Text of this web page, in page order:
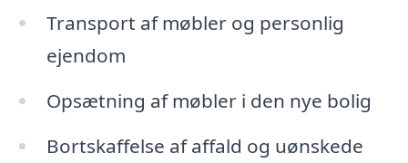
Transport af møbler og personlig
ejendom
Opsætning af møbler i den nye bolig
Bortskaffelse af affald og uønskede